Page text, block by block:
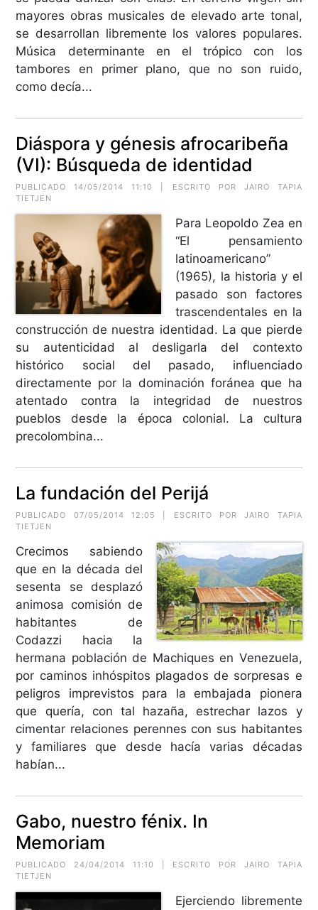
mayores obras musicales de elevado arte tonal,
se desarrollan libremente los valores populares.
Música determinante en el trópico con los
tambores en primer plano, que no son ruido,
como decía...
Diáspora y génesis afrocaribeña
(VI): Búsqueda de identidad
PUBLICADO 14/05/2014 11:10 | ESCRITO POR JAIRO TAPIA
TIETJEN
Para Leopoldo Zea en
“El pensamiento
latinoamericano”
(1965), la historia y el
pasado son factores
trascendentales en la
construcción de nuestra identidad. La que pierde
su autenticidad al desligarla del contexto
histórico social del pasado, influenciado
directamente por la dominación foránea que ha
atentado contra la integridad de nuestros
pueblos desde la época colonial. La cultura
precolombina...
La fundación del Perijá
PUBLICADO 07/05/2014 12:05 | ESCRITO POR JAIRO TAPIA
TIETJEN
Crecimos sabiendo
que en la década del
sesenta se desplazó
animosa comisión de
habitantes de
Codazzi hacia la
hermana población de Machiques en Venezuela,
por caminos inhóspitos plagados de sorpresas e
peligros imprevistos para la embajada pionera
que quería, con tal hazaña, estrechar lazos y
cimentar relaciones perennes con sus habitantes
y familiares que desde hacía varias décadas
habían...
Gabo, nuestro fénix. In
Memoriam
PUBLICADO 24/04/2014 11:10 | ESCRITO POR JAIRO TAPIA
TIETJEN
Ejerciendo libremente